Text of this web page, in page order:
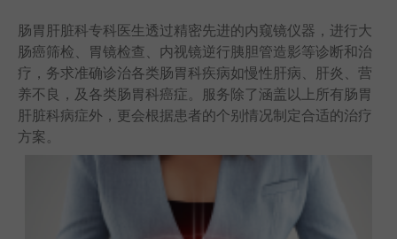
肠胃肝脏科专科医生透过精密先进的内窥镜仪器，进行大
肠癌筛检、胃镜检查、内视镜逆行胰胆管造影等诊断和治
疗，务求准确诊治各类肠胃科疾病如慢性肝病、肝炎、营
养不良，及各类肠胃科癌症。服务除了涵盖以上所有肠胃
肝脏科病症外，更会根据患者的个别情况制定合适的治疗
方案。